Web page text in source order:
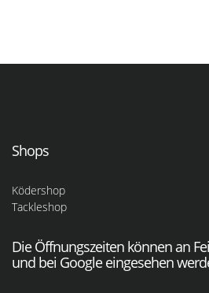
Shops
Ködershop
Tackleshop
Die Öffnungszeiten können an
und bei Google eingesehen